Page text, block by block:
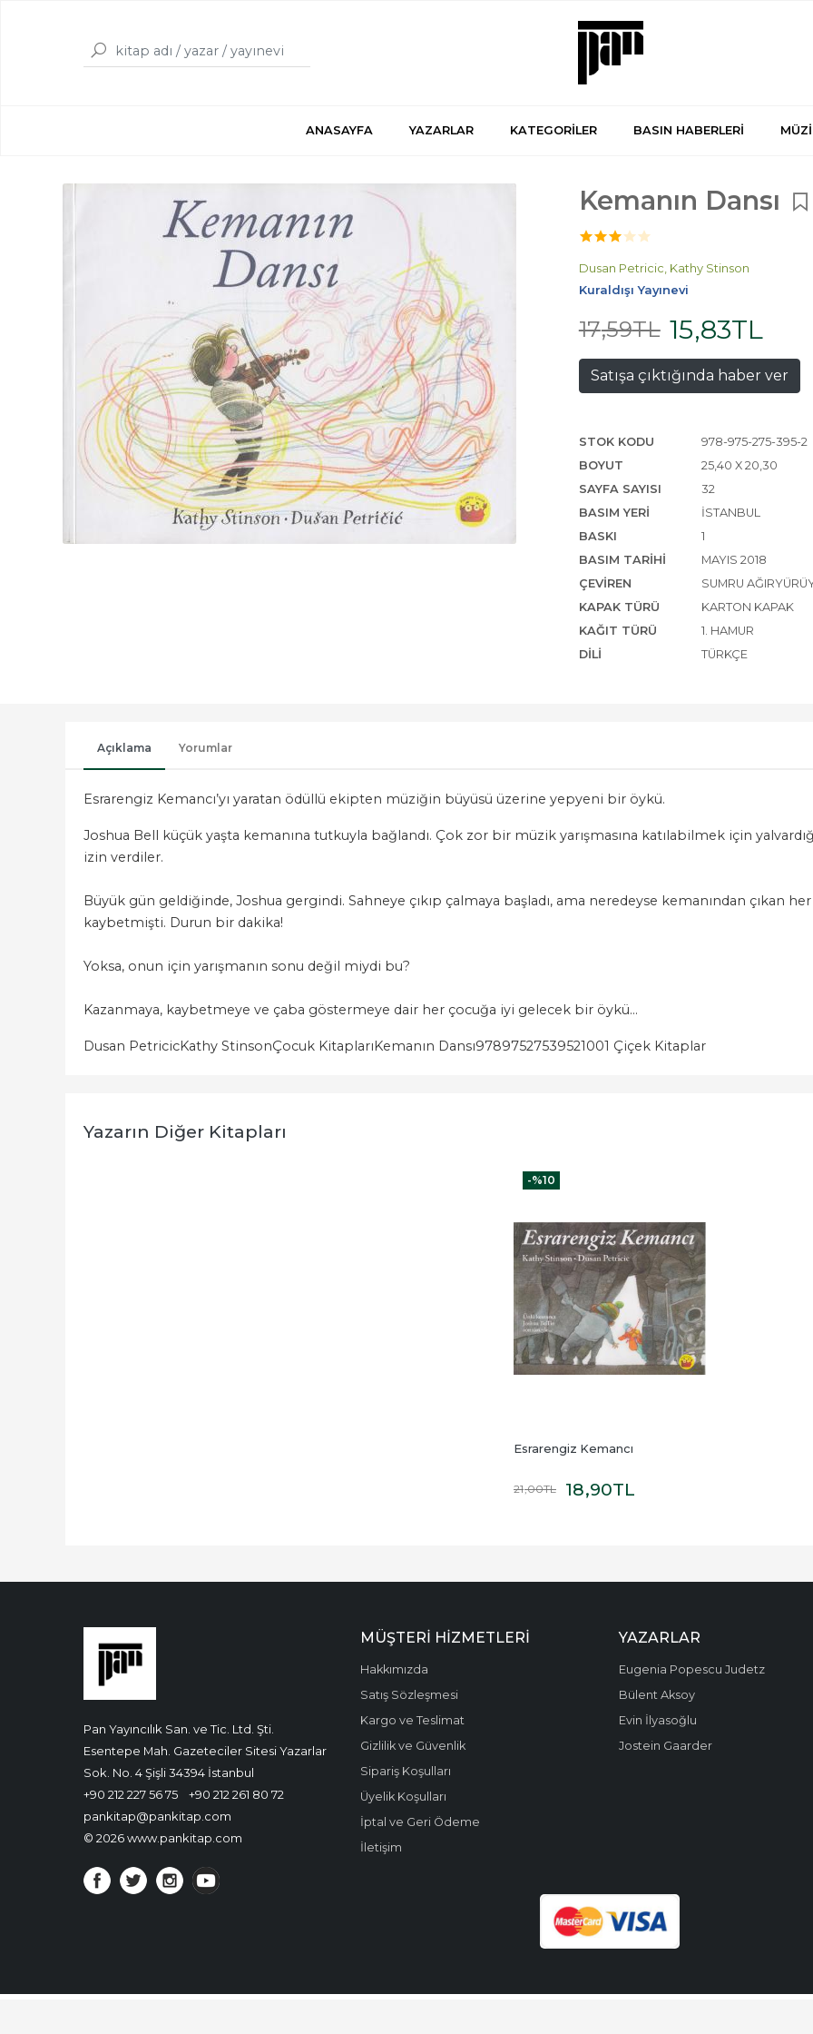
ANASAYFA YAZARLAR KATEGORİLER BASIN HABERLERİ
Kemanın Dansı
Dusan Petricic, Kathy Stinson
Kuraldışı Yayınevi
17,59TL 15,83TL
Satışa çıktığında haber ver
STOK KODU
978-975-275-395-2
BOYUT
25,40 X 20,30
SAYFA SAYISI
32
BASIM YERI
İSTANBUL
BASKI
1
BASIM TARIHI
MAYIS 2018
ÇEVIREN
SUMRU
KAPAK TÜRÜ
KARTON KAPAK
KAĞIT TÜRÜ
1. HAMUR
DILI
TÜRKÇE
Açıklama Yorumlar
Esrarengiz Kemancı’yı yaratan ödüllü ekipten müziğin büyüsü üzerine yepyeni bir öykü.
Joshua Bell küçük yaşta kemanına tutkuyla bağlandı. Çok zor bir müzik yarışmasına katılabilmek için
izin verdiler.
Büyük gün geldiğinde, Joshua gergindi. Sahneye çıkıp çalmaya başladı, ama neredeyse kemanından çıkan her
kaybetmişti. Durun bir dakika!
Yoksa, onun için yarışmanın sonu değil miydi bu?
Kazanmaya, kaybetmeye ve çaba göstermeye dair her çocuğa iyi gelecek bir öykü...
Dusan PetricicKathy StinsonÇocuk KitaplarıKemanın Dansı97897527539521001 Çiçek Kitaplar
Yazarın Diğer Kitapları
-%10
Esrarengiz Kemancı
21,00TL 18,90TL
Pan Yayıncılık San. ve Tic. Ltd. Şti.
Esentepe Mah. Gazeteciler Sitesi Yazarlar
Sok. No. 4 Şişli 34394 İstanbul
+90 212 227 56 75
+90 212 261 80 72
pankitap@pankitap.com
© 2026 www.pankitap.com
MÜŞTERI HIZMETLERI
Hakkımızda
Satış Sözleşmesi
Kargo ve Teslimat
Gizlilik ve Güvenlik
Sipariş Koşulları
Üyelik Koşulları
İptal ve Geri Ödeme
İletişim
YAZARLAR
Eugenia Popescu Judetz
Bülent Aksoy
Evin İlyasoğlu
Jostein Gaarder